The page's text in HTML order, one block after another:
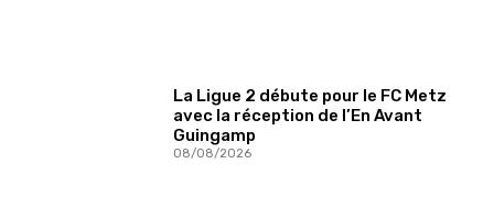
La Ligue 2 débute pour le FC Metz
avec la réception de l’En Avant
Guingamp
08/08/2026